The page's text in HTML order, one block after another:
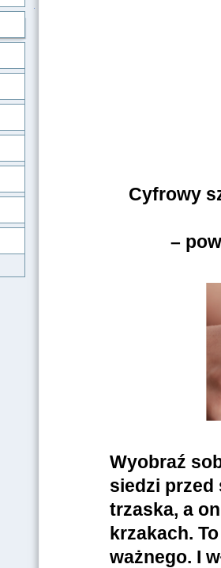
Cyfrowy
–
Wyobraź
siedzi przed
trzaska, a
krzakach.
ważnego. I